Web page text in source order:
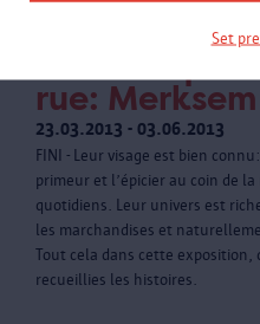
Set
rue: Merksem
23.03.2013 - 03.06.2013
FINI - Leur visage est bien
primeur et l’épicier au coin de
quotidiens. Leur univers est
les marchandises et
Tout cela dans cette
recueillies les histoires.